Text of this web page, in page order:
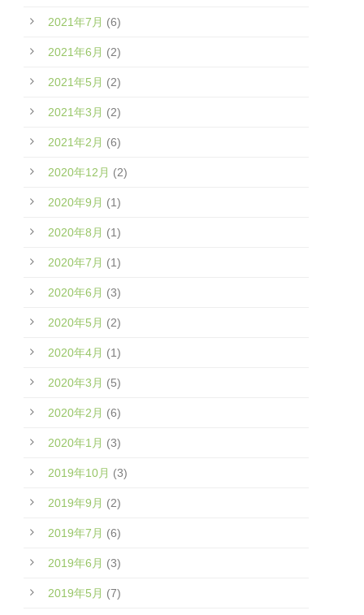
2021年7月 (6)
2021年6月 (2)
2021年5月 (2)
2021年3月 (2)
2021年2月 (6)
2020年12月 (2)
2020年9月 (1)
2020年8月 (1)
2020年7月 (1)
2020年6月 (3)
2020年5月 (2)
2020年4月 (1)
2020年3月 (5)
2020年2月 (6)
2020年1月 (3)
2019年10月 (3)
2019年9月 (2)
2019年7月 (6)
2019年6月 (3)
2019年5月 (7)